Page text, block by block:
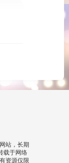
站，长期
载于网络
资源仅限